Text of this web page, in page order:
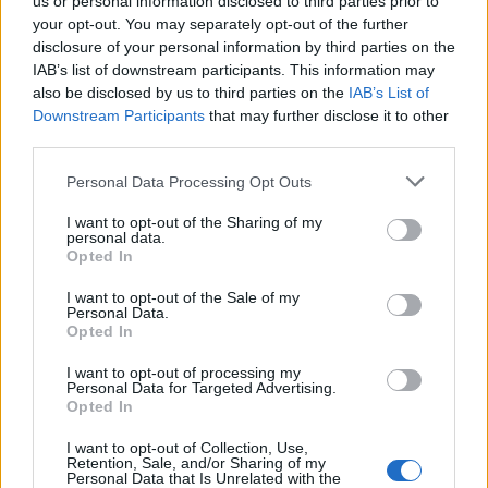
your opt-out. You may separately opt-out of the further
disclosure of your personal information by third parties on the
IAB’s list of downstream participants. This information may
also be disclosed by us to third parties on the IAB’s List of
Downstream Participants that may further disclose it to other
Personal Data Processing Opt Outs
I want to opt-out of the Sharing of my
personal data.
Opted In
I want to opt-out of the Sale of my
Personal Data.
Opted In
I want to opt-out of processing my
Personal Data for Targeted Advertising.
Opted In
I want to opt-out of Collection, Use,
Retention, Sale, and/or Sharing of my
Personal Data that Is Unrelated with the
00:00